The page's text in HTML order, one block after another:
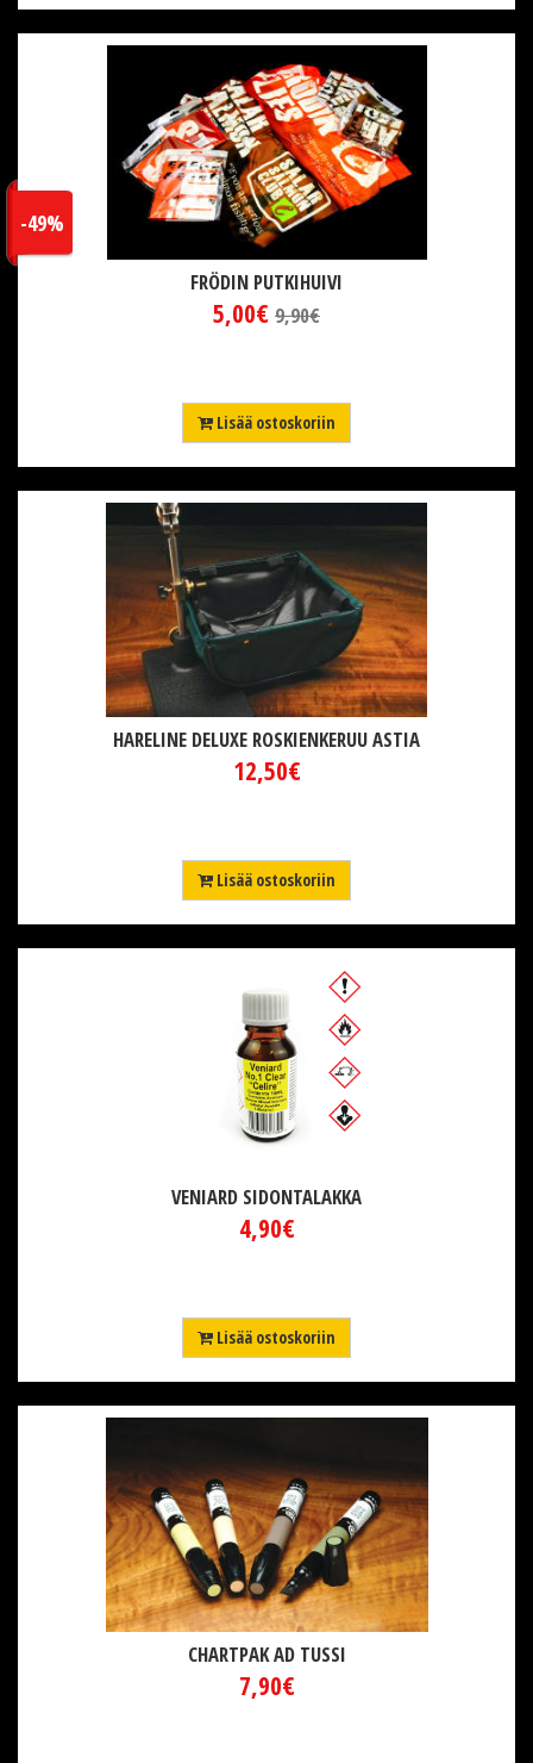
FRÖDIN PUTKIHUIVI
5,00€
-49%
9,90€
Lisää ostoskoriin
HARELINE DELUXE ROSKIENKERUU ASTIA
12,50€
Lisää ostoskoriin
VENIARD SIDONTALAKKA
4,90€
Lisää ostoskoriin
CHARTPAK AD TUSSI
7,90€